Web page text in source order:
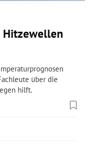
Hitzewellen
über die
hilft.